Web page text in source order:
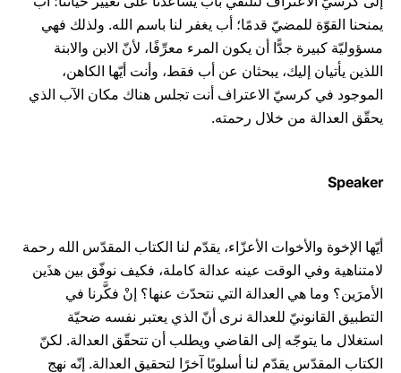
يمنحنا القوّة للمضيّ قدمًا؛ أب يغفر لنا باسم الله. ولذلك فهي
مسؤوليّة كبيرة جدًّا أن يكون المرء معرِّفًا، لأنّ الابن والابنة
اللذين يأتيان إليك، يبحثان عن أب فقط، وأنت أيّها الكاهن،
الموجود في كرسيّ الاعتراف أنت تجلس هناك مكان الآب الذي
يحقّق العدالة من خلال رحمته.
Speaker
أيّها الإخوة والأخوات الأعزّاء، يقدّم لنا الكتاب المقدّس الله رحمة
لامتناهية وفي الوقت عينه عدالة كاملة، فكيف نوفّق بين هذَين
الأمرَين؟ وما هي العدالة التي نتحدّث عنها؟ إنْ فكَّرنا في
التطبيق القانونيّ للعدالة نرى أنّ الذي يعتبر نفسه ضحيّة
استغلال ما يتوجّه إلى القاضي ويطلب أن تتحقّق العدالة. لكنّ
الكتاب المقدّس يقدّم لنا أسلوبًا آخرًا لتحقيق العدالة. إنّه نهج